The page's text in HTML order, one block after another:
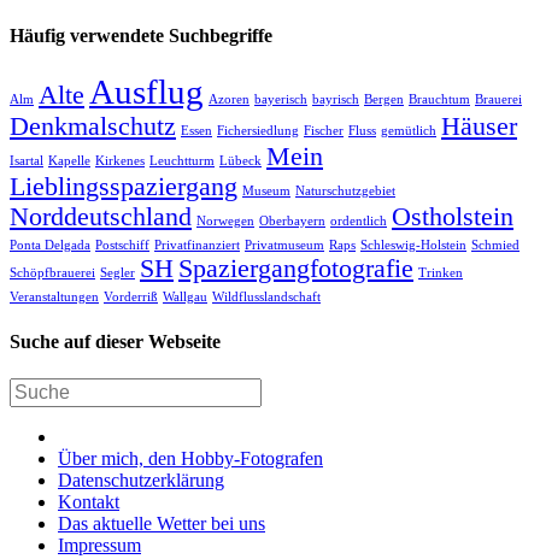
Häufig verwendete Suchbegriffe
Alm Alte Ausflug Azoren bayerisch bayrisch Bergen Brauchtum Brauerei
Denkmalschutz Essen Fichersiedlung Fischer Fluss gemütlich Häuser
Isartal Kapelle Kirkenes Leuchtturm Lübeck Mein
Lieblingsspaziergang Museum Naturschutzgebiet
Norddeutschland Norwegen Oberbayern ordentlich Ostholstein
Ponta Delgada Postschiff Privatfinanziert Privatmuseum Raps Schleswig-Holstein Schmied
Schöpfbrauerei Segler SH Spaziergangfotografie Trinken
Veranstaltungen Vorderriß Wallgau Wildflusslandschaft
Suche auf dieser Webseite
Über mich, den Hobby-Fotografen
Datenschutzerklärung
Kontakt
Das aktuelle Wetter bei uns
Impressum